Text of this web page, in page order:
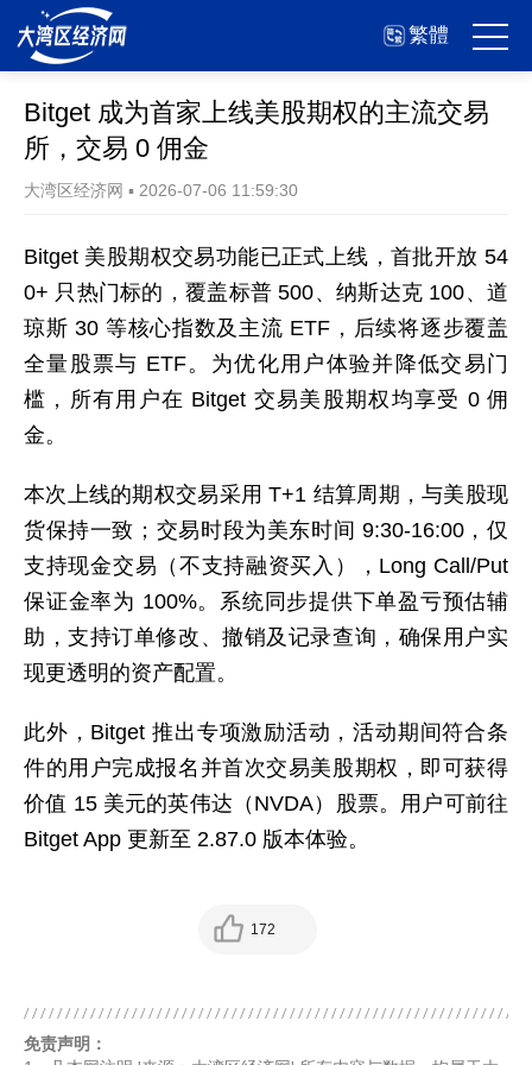
繁體
Bitget 成为首家上线美股期权的主流交易
所，交易 0 佣金
大湾区经济网 ▪ 2026-07-06 11:59:30
Bitget 美股期权交易功能已正式上线，首批开放 54
0+ 只热门标的，覆盖标普 500、纳斯达克 100、道
琼斯 30 等核心指数及主流 ETF，后续将逐步覆盖
全量股票与 ETF。为优化用户体验并降低交易门
槛，所有用户在 Bitget 交易美股期权均享受 0 佣
金。
本次上线的期权交易采用 T+1 结算周期，与美股现
货保持一致；交易时段为美东时间 9:30-16:00，仅
支持现金交易（不支持融资买入），Long Call/Put
保证金率为 100%。系统同步提供下单盈亏预估辅
助，支持订单修改、撤销及记录查询，确保用户实
现更透明的资产配置。
此外，Bitget 推出专项激励活动，活动期间符合条
件的用户完成报名并首次交易美股期权，即可获得
价值 15 美元的英伟达（NVDA）股票。用户可前往
Bitget App 更新至 2.87.0 版本体验。
172
免责声明：